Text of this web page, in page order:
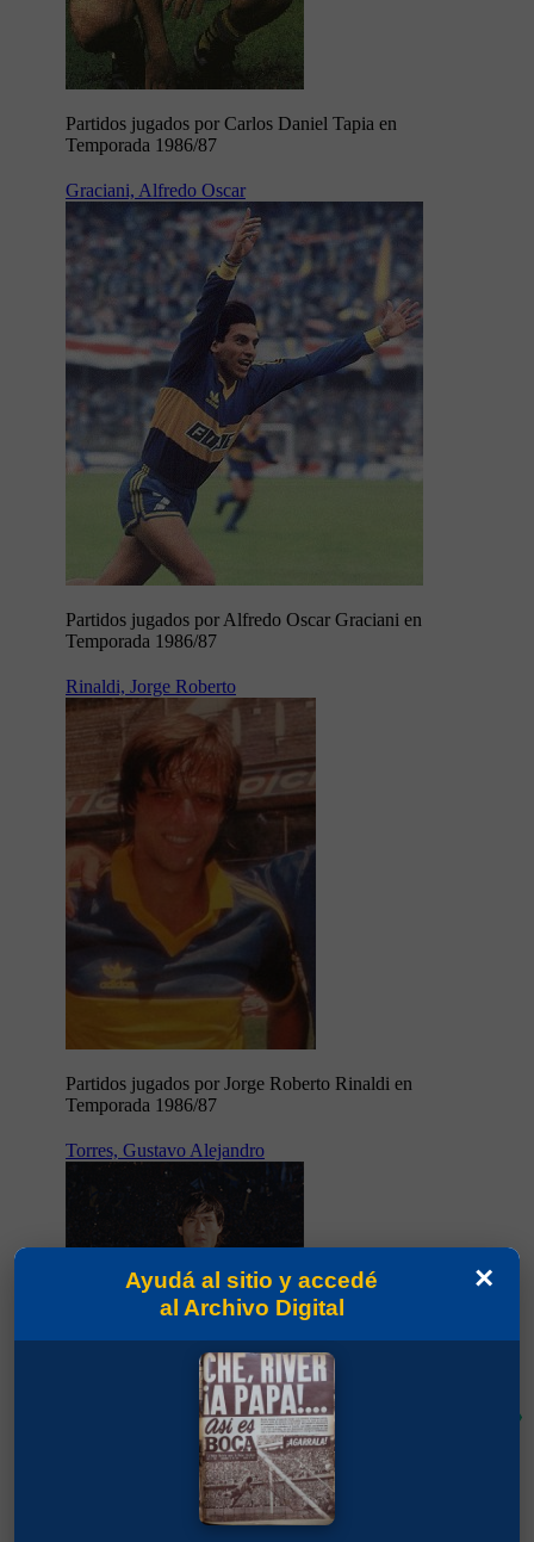
Partidos jugados por Carlos Daniel Tapia en
Temporada 1986/87
Graciani, Alfredo Oscar
Partidos jugados por Alfredo Oscar Graciani en
Temporada 1986/87
Rinaldi, Jorge Roberto
Partidos jugados por Jorge Roberto Rinaldi en
Temporada 1986/87
Torres, Gustavo Alejandro
×
Ayudá al sitio y accedé
al Archivo Digital